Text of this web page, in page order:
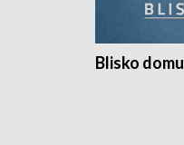
Blisko domu